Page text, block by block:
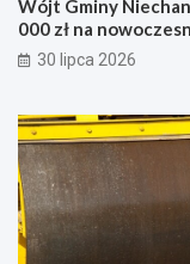
Wójt Gminy
000 zł na
30 lipca 2026